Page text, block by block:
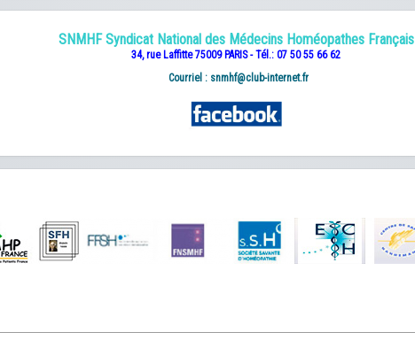
SNMHF Syndicat National des Médecins Homéopathes Français
34, rue Laffitte 75009 PARIS - Tél.: 07 50 55 66 62
Courriel : snmhf@club-internet.fr